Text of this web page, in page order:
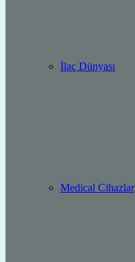
İlaç Dünyası
Medical Cihazlar